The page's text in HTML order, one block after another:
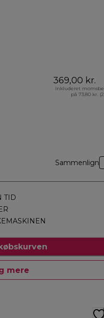
369,00 kr.
Inkluderet
på 73,80 kr.
Sammenlign
TID
mere